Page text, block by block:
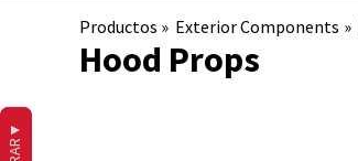
Productos ‪» Exterior Components ‪»
Hood Props
▼